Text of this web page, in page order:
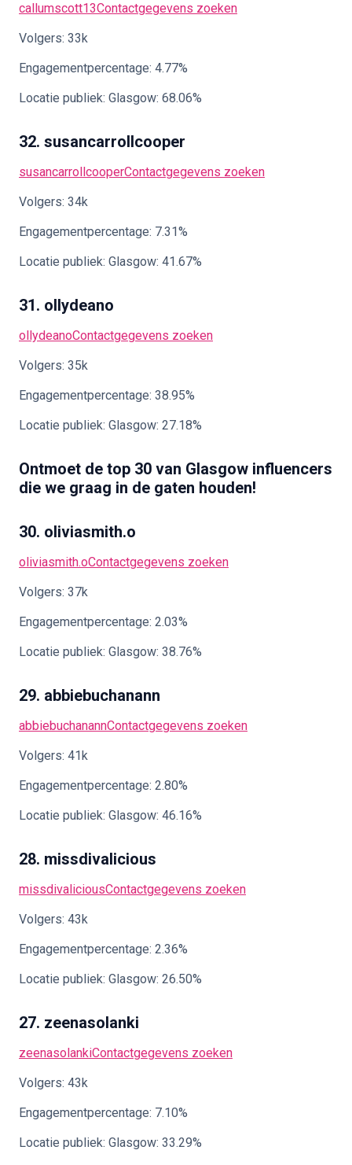
callumscott13Contactgegevens zoeken
Volgers: 33k
Engagementpercentage: 4.77%
Locatie publiek: Glasgow: 68.06%
32. susancarrollcooper
susancarrollcooperContactgegevens zoeken
Volgers: 34k
Engagementpercentage: 7.31%
Locatie publiek: Glasgow: 41.67%
31. ollydeano
ollydeanoContactgegevens zoeken
Volgers: 35k
Engagementpercentage: 38.95%
Locatie publiek: Glasgow: 27.18%
Ontmoet de top 30 van Glasgow influencers
die we graag in de gaten houden!
30. oliviasmith.o
oliviasmith.oContactgegevens zoeken
Volgers: 37k
Engagementpercentage: 2.03%
Locatie publiek: Glasgow: 38.76%
29. abbiebuchanann
abbiebuchanannContactgegevens zoeken
Volgers: 41k
Engagementpercentage: 2.80%
Locatie publiek: Glasgow: 46.16%
28. missdivalicious
missdivaliciousContactgegevens zoeken
Volgers: 43k
Engagementpercentage: 2.36%
Locatie publiek: Glasgow: 26.50%
27. zeenasolanki
zeenasolankiContactgegevens zoeken
Volgers: 43k
Engagementpercentage: 7.10%
Locatie publiek: Glasgow: 33.29%